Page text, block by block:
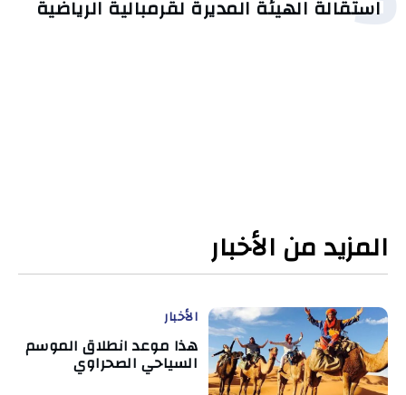
استقالة الهيئة المديرة لقرمبالية الرياضية
المزيد من الأخبار
الأخبار
هذا موعد انطلاق الموسم
السياحي الصحراوي